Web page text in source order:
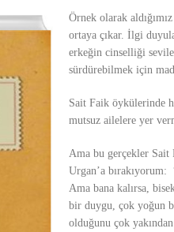
Örnek olarak
ortaya çıkar. İlgi
erkeğin cinselliği
sürdürebilmek için
Sait Faik öykülerinde
mutsuz ailelere yer
Ama bu gerçekler Sait
Urgan’a bırakıyorum:
Ama bana kalırsa,
bir duygu, çok yoğun
olduğunu çok